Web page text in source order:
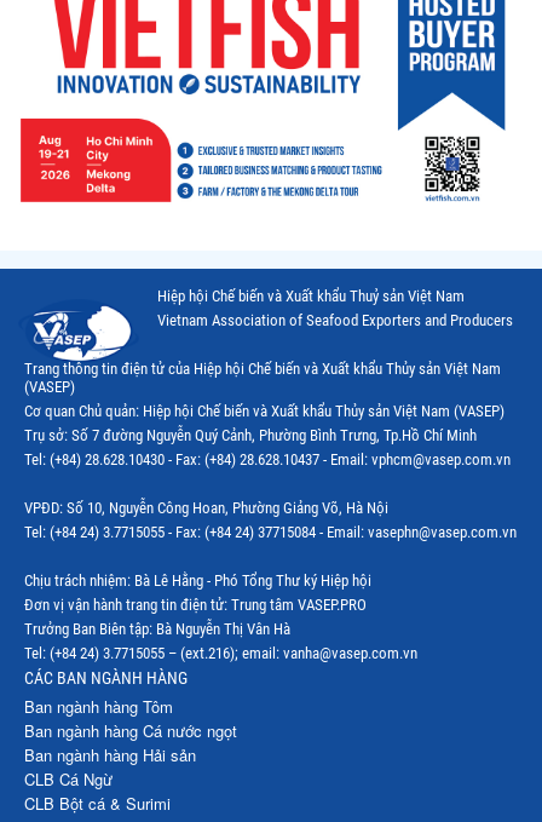
Hiệp hội Chế biến và Xuất khẩu Thuỷ sản Việt Nam
Vietnam Association of Seafood Exporters and Producers
Trang thông tin điện tử của Hiệp hội Chế biến và Xuất khẩu Thủy sản Việt Nam
(VASEP)
Cơ quan Chủ quản: Hiệp hội Chế biến và Xuất khẩu Thủy sản Việt Nam (VASEP)
Trụ sở: Số 7 đường Nguyễn Quý Cảnh, Phường Bình Trưng, Tp.Hồ Chí Minh
Tel: (+84) 28.628.10430 - Fax: (+84) 28.628.10437 - Email: vphcm@vasep.com.vn
VPĐD: Số 10, Nguyễn Công Hoan, Phường Giảng Võ, Hà Nội
Tel: (+84 24) 3.7715055 - Fax: (+84 24) 37715084 - Email: vasephn@vasep.com.vn
Chịu trách nhiệm: Bà Lê Hằng - Phó Tổng Thư ký Hiệp hội
Đơn vị vận hành trang tin điện tử: Trung tâm VASEP.PRO
Trưởng Ban Biên tập: Bà Nguyễn Thị Vân Hà
Tel: (+84 24) 3.7715055 – (ext.216); email: vanha@vasep.com.vn
CÁC BAN NGÀNH HÀNG
Ban ngành hàng Tôm
Ban ngành hàng Cá nước ngọt
Ban ngành hàng Hải sản
CLB Cá Ngừ
CLB Bột cá & Surimi